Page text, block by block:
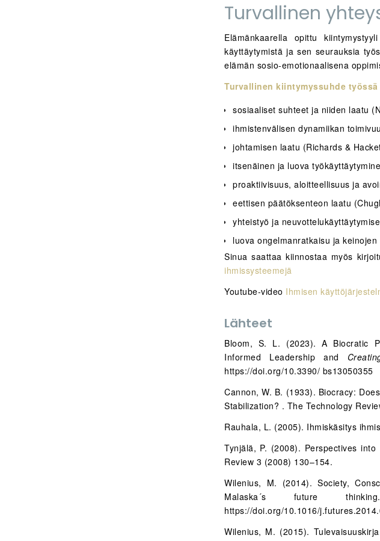
Turvallinen
Elämänkaarella opittu
käyttäytymistä ja sen seurauksia
elämän sosio-emotionaalisena
Turvallinen kiintymyssuhde työssä
sosiaaliset suhteet ja niiden laatu
ihmistenvälisen dynamiikan
johtamisen laatu (Richards &
itsenäinen ja luova
proaktiivisuus, aloitteellisuus ja
eettisen päätöksenteon laatu
yhteistyö ja
luova ongelmanratkaisu ja
Sinua saattaa kiinnostaa myös
ihmissysteemejä
Youtube-video Ihmisen
Lähteet
Bloom, S. L. (2023). A Biocratic
Informed Leadership and
https://doi.org/10.3390/ bs13050355
Cannon, W. B. (1933). Biocracy:
Stabilization? . The Technology
Rauhala, L. (2005). Ihmiskäsitys
Tynjälä, P. (2008). Perspectives
Review 3 (2008) 130–154.
Wilenius, M. (2014). Society,
Malaska´s future
https://doi.org/10.1016/
Wilenius, M. (2015).